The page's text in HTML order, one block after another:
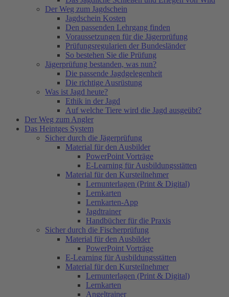
Der Weg zum Jagdschein
Jagdschein Kosten
Den passenden Lehrgang finden
Voraussetzungen für die Jägerprüfung
Prüfungsregularien der Bundesländer
So bestehen Sie die Prüfung
Jägerprüfung bestanden, was nun?
Die passende Jagdgelegenheit
Die richtige Ausrüstung
Was ist Jagd heute?
Ethik in der Jagd
Auf welche Tiere wird die Jagd ausgeübt?
Der Weg zum Angler
Das Heintges System
Sicher durch die Jägerprüfung
Material für den Ausbilder
PowerPoint Vorträge
E-Learning für Ausbildungsstätten
Material für den Kursteilnehmer
Lernunterlagen (Print & Digital)
Lernkarten
Lernkarten-App
Jagdtrainer
Handbücher für die Praxis
Sicher durch die Fischerprüfung
Material für den Ausbilder
PowerPoint Vorträge
E-Learning für Ausbildungsstätten
Material für den Kursteilnehmer
Lernunterlagen (Print & Digital)
Lernkarten
Angeltrainer